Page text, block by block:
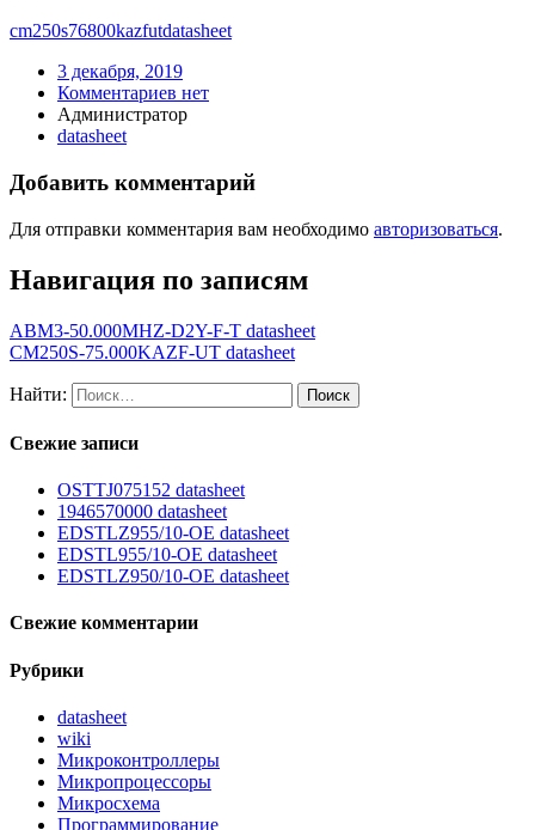
cm250s76800kazfutdatasheet
3 декабря, 2019
Комментариев нет
Администратор
datasheet
Добавить комментарий
Для отправки комментария вам необходимо авторизоваться.
Навигация по записям
ABM3-50.000MHZ-D2Y-F-T datasheet
CM250S-75.000KAZF-UT datasheet
Найти:
Свежие записи
OSTTJ075152 datasheet
1946570000 datasheet
EDSTLZ955/10-OE datasheet
EDSTL955/10-OE datasheet
EDSTLZ950/10-OE datasheet
Свежие комментарии
Рубрики
datasheet
wiki
Микроконтроллеры
Микропроцессоры
Микросхема
Программирование